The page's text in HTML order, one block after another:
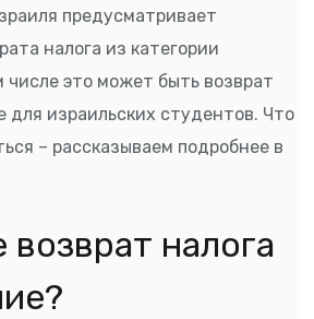
предусматривает
налога из категории
это может быть возврат
для израильских студентов. Что
– рассказываем подробнее в
возврат налога